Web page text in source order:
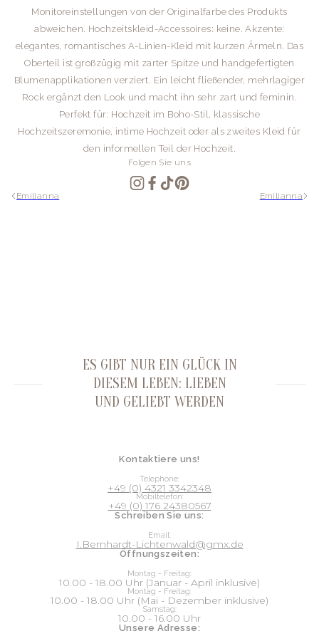
Monitoreinstellungen von der Originalfarbe des Produkts
abweichen. Hochzeitskleid-Accessoires: keine. Akzente:
elegantes, romantisches A-Linien-Kleid mit kurzen Ärmeln. Das
Oberteil ist großzügig mit zarter Spitze und handgefertigten
Blumenapplikationen verziert. Ein leicht fließender, mehrlagiger
Rock ergänzt den Look und macht ihn sehr zart und feminin.
Perfekt für: Hochzeit im Boho-Stil, klassische
Hochzeitszeremonie, intime Hochzeit oder als zweites Kleid für
den informellen Teil der Hochzeit.
Folgen Sie uns
Emilianna Emilianna
ES GIBT NUR EIN GLÜCK IN
DIESEM LEBEN: LIEBEN
UND GELIEBT WERDEN
Kontaktiere uns!
Telephone:
+49 (0) 4321 3342348
Mobiltelefon:
+49 (0) 176 24380567
Schreiben Sie uns:
Email:
I.Bernhardt-Lichtenwald@gmx.de
Öffnungszeiten:
Montag - Freitag:
10.00 - 18.00 Uhr (Januar - April inklusive)
Montag - Freitag:
10.00 - 18.00 Uhr (Mai - Dezember inklusive)
Samstag:
10.00 - 16.00 Uhr
Unsere Adresse: